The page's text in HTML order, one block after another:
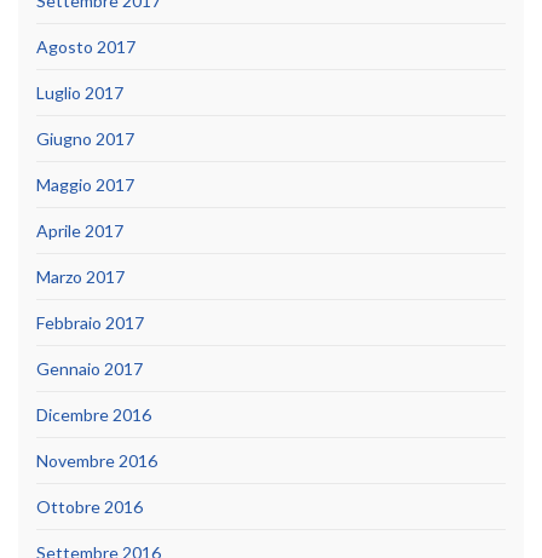
Agosto 2017
Luglio 2017
Giugno 2017
Maggio 2017
Aprile 2017
Marzo 2017
Febbraio 2017
Gennaio 2017
Dicembre 2016
Novembre 2016
Ottobre 2016
Settembre 2016